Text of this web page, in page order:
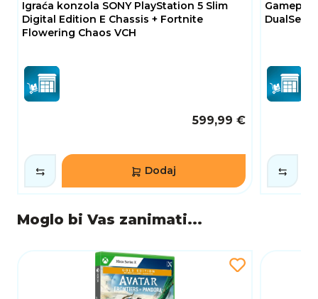
Igraća konzola SONY PlayStation 5 Slim
Digital Edition E Chassis + Fortnite
Flowering Chaos VCH
599,99 €
Dodaj
Gamepad
Moglo bi Vas zanimati...